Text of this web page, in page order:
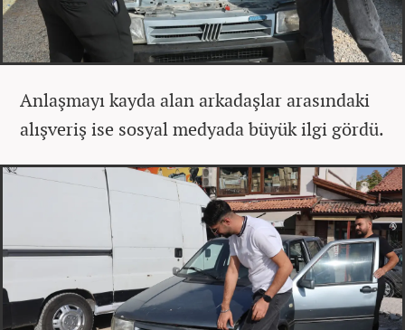
Anlaşmayı kayda alan arkadaşlar arasındaki
alışveriş ise sosyal medyada büyük ilgi gördü.